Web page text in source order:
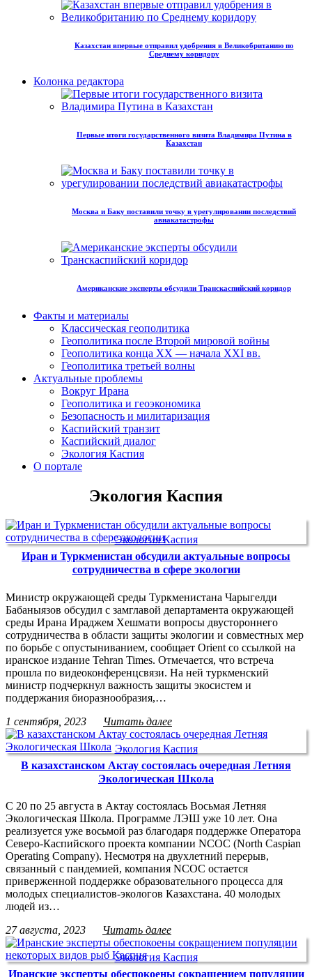
Казахстан впервые отправил удобрения в Великобританию по
Среднему коридору
Колонка редактора
Первые итоги государственного визита Владимира Путина в
Казахстан
Москва и Баку поставили точку в урегулировании последствий
авиакатастрофы
Американские эксперты обсудили Транскаспийский коридор
Факты и материалы
Классическая геополитика
Геополитика после Второй мировой войны
Геополитика конца XX — начала XXI вв.
Геополитика третьей волны
Актуальные проблемы
Вокруг Ирана
Геополитика и геоэкономика
Безопасность и милитаризация
Каспийский транзит
Каспийский диалог
Экология Каспия
О портале
Экология Каспия
Экология Каспия
Иран и Туркменистан обсудили актуальные вопросы
сотрудничества в сфере экологии
Министр окружающей среды Туркменистана Чарыгелди
Бабаныязов обсудил с замглавой департамента окружающей
среды Ирана Ираджем Хешмати вопросы двустороннего
сотрудничества в области защиты экологии и совместных мер
по борьбе с опустыниванием, сообщает Orient со ссылкой на
иранское издание Tehran Times. Отмечается, что встреча
прошла по видеоконференцсвязи. На ней туркменский
министр подчеркнул важность защиты экосистем и
поддержания биоразнообразия,…
1 сентября, 2023
Читать далее
Экология Каспия
В казахстанском Актау состоялась очередная Летняя
Экологическая Школа
С 20 по 25 августа в Актау состоялась Восьмая Летняя
Экологическая Школа. Программе ЛЭШ уже 10 лет. Она
реализуется уже восьмой раз благодаря поддержке Оператора
Северо-Каспийского проекта компании NCOC (North Caspian
Operating Company). Несмотря на двухлетний перерыв,
связанный с пандемией, компания NCOC остается
приверженной поддержке образовательного процесса для
молодых специалистов-экологов Казахстана. 40 молодых
людей из…
27 августа, 2023
Читать далее
Экология Каспия
Иранские эксперты обеспокоены сокращением популяции